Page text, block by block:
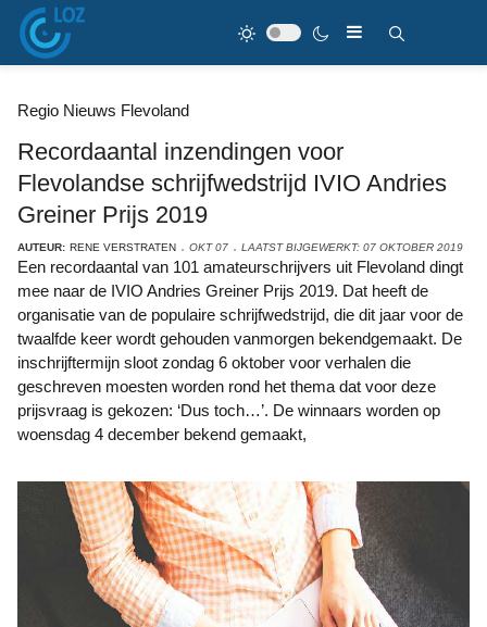
Regio Nieuws Flevoland
Recordaantal inzendingen voor
Flevolandse schrijfwedstrijd IVIO Andries
Greiner Prijs 2019
AUTEUR: RENE VERSTRATEN OKT 07 LAATST BIJGEWERKT: 07 OKTOBER 2019
Een recordaantal van 101 amateurschrijvers uit Flevoland dingt
mee naar de IVIO Andries Greiner Prijs 2019. Dat heeft de
organisatie van de populaire schrijfwedstrijd, die dit jaar voor de
twaalfde keer wordt gehouden vanmorgen bekendgemaakt. De
inschrijftermijn sloot zondag 6 oktober voor verhalen die
geschreven moesten worden rond het thema dat voor deze
prijsvraag is gekozen: ‘Dus toch…’. De winnaars worden op
woensdag 4 december bekend gemaakt,